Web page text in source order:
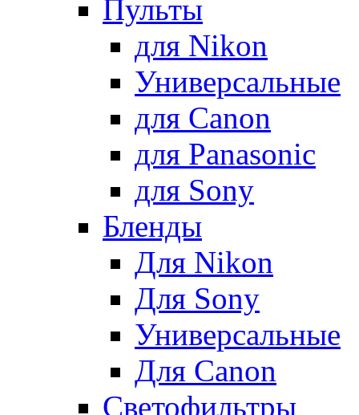
Пульты
для Nikon
Универсальные
для Canon
для Panasonic
для Sony
Бленды
Для Nikon
Для Sony
Универсальные
Для Canon
Светофильтры